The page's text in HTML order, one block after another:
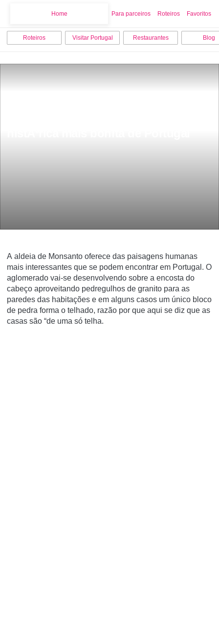
Home Para parceiros Roteiros Favoritos
Roteiros Visitar Portugal Restaurantes Blog
A aldeia de Monsanto oferece das paisagens humanas
mais interessantes que se podem encontrar em Portugal. O
aglomerado vai-se desenvolvendo sobre a encosta do
cabeço aproveitando pedregulhos de granito para as
paredes das habitações e em alguns casos um único bloco
de pedra forma o telhado, razão por que aqui se diz que as
casas são “de uma só telha.